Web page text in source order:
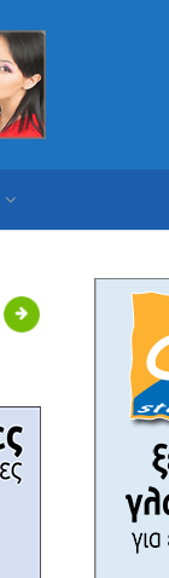
Next